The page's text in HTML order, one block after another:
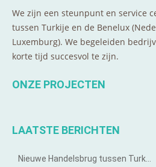
We zijn een steunpunt en service
tussen Turkije en de Benelux
Luxemburg). We begeleiden
korte tijd succesvol te zijn.
ONZE PROJECTEN
LAATSTE BERICHTEN
Nieuwe Handelsbrug tussen Turk…